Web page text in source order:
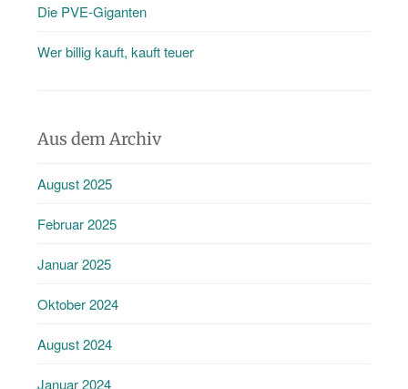
Die PVE-Giganten
Wer billig kauft, kauft teuer
Aus dem Archiv
August 2025
Februar 2025
Januar 2025
Oktober 2024
August 2024
Januar 2024